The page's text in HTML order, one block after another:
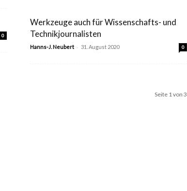
0
Werkzeuge auch für Wissenschafts- und
Technikjournalisten
Hanns-J. Neubert - 31. August 2020 0
Seite 1 von 3